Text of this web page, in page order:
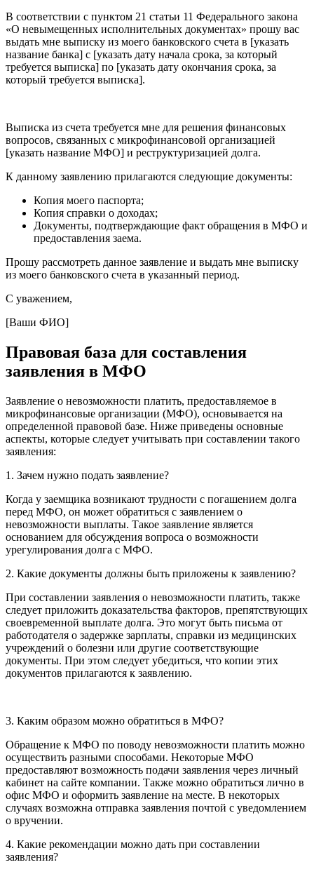
В соответствии с пунктом 21 статьи 11 Федерального закона
«О невымещенных исполнительных документах» прошу вас
выдать мне выписку из моего банковского счета в [указать
название банка] с [указать дату начала срока, за который
требуется выписка] по [указать дату окончания срока, за
который требуется выписка].
Выписка из счета требуется мне для решения финансовых
вопросов, связанных с микрофинансовой организацией
[указать название МФО] и реструктуризацией долга.
К данному заявлению прилагаются следующие документы:
Копия моего паспорта;
Копия справки о доходах;
Документы, подтверждающие факт обращения в МФО и
предоставления заема.
Прошу рассмотреть данное заявление и выдать мне выписку
из моего банковского счета в указанный период.
С уважением,
[Ваши ФИО]
Правовая база для составления
заявления в МФО
Заявление о невозможности платить, предоставляемое в
микрофинансовые организации (МФО), основывается на
определенной правовой базе. Ниже приведены основные
аспекты, которые следует учитывать при составлении такого
заявления:
1. Зачем нужно подать заявление?
Когда у заемщика возникают трудности с погашением долга
перед МФО, он может обратиться с заявлением о
невозможности выплаты. Такое заявление является
основанием для обсуждения вопроса о возможности
урегулирования долга с МФО.
2. Какие документы должны быть приложены к заявлению?
При составлении заявления о невозможности платить, также
следует приложить доказательства факторов, препятствующих
своевременной выплате долга. Это могут быть письма от
работодателя о задержке зарплаты, справки из медицинских
учреждений о болезни или другие соответствующие
документы. При этом следует убедиться, что копии этих
документов прилагаются к заявлению.
3. Каким образом можно обратиться в МФО?
Обращение к МФО по поводу невозможности платить можно
осуществить разными способами. Некоторые МФО
предоставляют возможность подачи заявления через личный
кабинет на сайте компании. Также можно обратиться лично в
офис МФО и оформить заявление на месте. В некоторых
случаях возможна отправка заявления почтой с уведомлением
о вручении.
4. Какие рекомендации можно дать при составлении
заявления?